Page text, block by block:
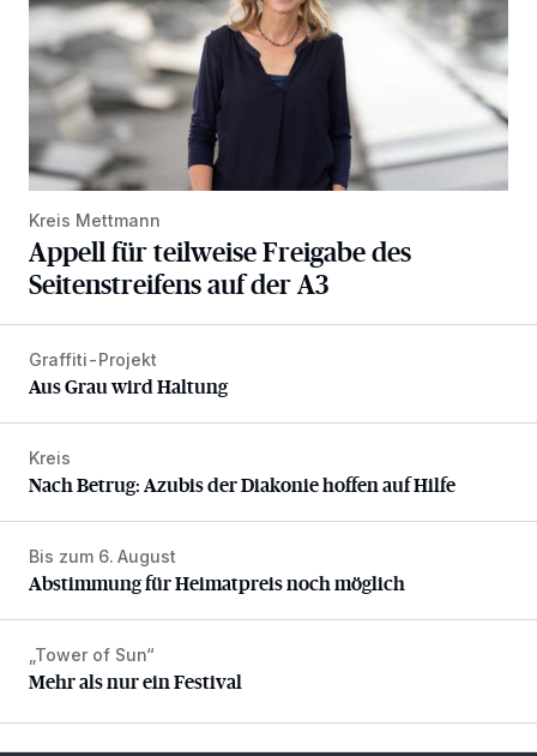
Kreis Mettmann
Appell für teilweise Freigabe des
Seitenstreifens auf der A3
Aus Grau wird Haltung
Graffiti-Projekt
Aus Grau wird Haltung
Nach Betrug: Azubis der Diakonie hoffen auf Hilfe
Kreis
Nach Betrug: Azubis der Diakonie hoffen auf Hilfe
Abstimmung für Heimatpreis noch möglich
Bis zum 6. August
Abstimmung für Heimatpreis noch möglich
Mehr als nur ein Festival
„Tower of Sun“
Mehr als nur ein Festival